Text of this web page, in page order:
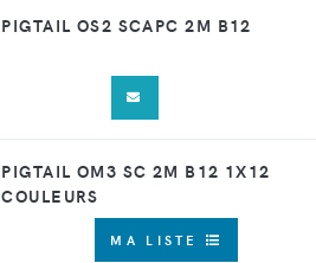
PIGTAIL OS2 SCAPC 2M B12
PIGTAIL OM3 SC 2M B12 1X12
COULEURS
MA LISTE